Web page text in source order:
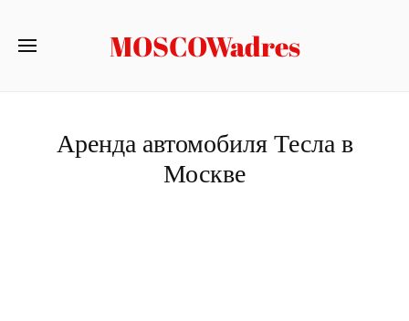
MOSCOWadres
Аренда автомобиля Тесла в
Москве